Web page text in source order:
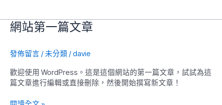
網站第一篇文章
發佈留言 /未分類 /davie
歡迎使用 WordPress。這是這個網站的第一篇文章，試試為這
篇文章進行編輯或直接刪除，然後開始撰寫新文章！
網
站
一
文
章